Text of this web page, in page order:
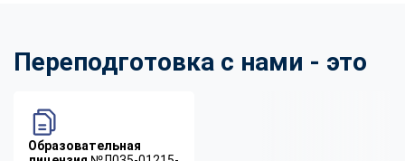
Переподготовка с нами - это
Образовательная